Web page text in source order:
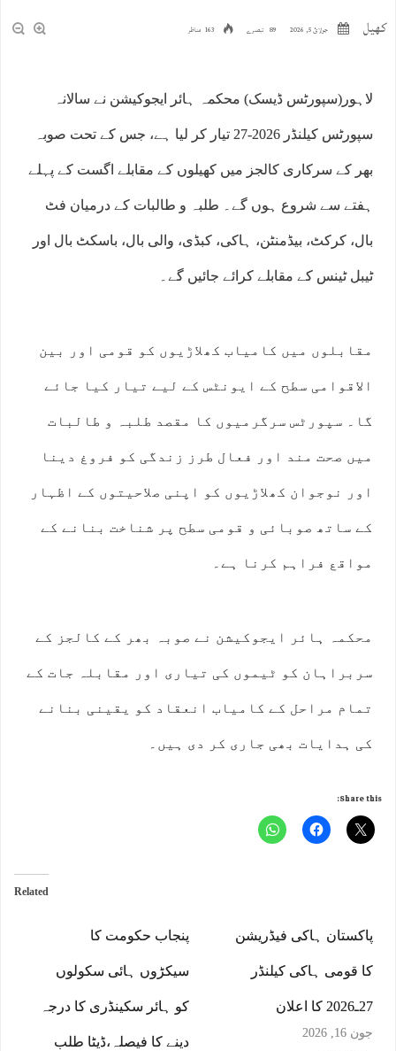
کھیل جولائ 5, 2026 89 تبصرے 163 مناظر
لاہور(سپورٹس ڈیسک) محکمہ ہائر ایجوکیشن نے سالانہ
سپورٹس کیلنڈر 2026-27 تیار کر لیا ہے، جس کے تحت صوبہ
بھر کے سرکاری کالجز میں کھیلوں کے مقابلے اگست کے پہلے
ہفتے سے شروع ہوں گے۔ طلبہ و طالبات کے درمیان فٹ
بال، کرکٹ، بیڈمنٹن، ہاکی، کبڈی، والی بال، باسکٹ بال اور
ٹیبل ٹینس کے مقابلے کرائے جائیں گے۔
مقابلوں میں کامیاب کھلاڑیوں کو قومی اور بین
الاقوامی سطح کے ایونٹس کے لیے تیار کیا جائے
گا۔ سپورٹس سرگرمیوں کا مقصد طلبہ و طالبات
میں صحت مند اور فعال طرز زندگی کو فروغ دینا
اور نوجوان کھلاڑیوں کو اپنی صلاحیتوں کے اظہار
کے ساتھ صوبائی و قومی سطح پر شناخت بنانے کے
مواقع فراہم کرنا ہے۔
محکمہ ہائر ایجوکیشن نے صوبہ بھر کے کالجز کے
سربراہان کو ٹیموں کی تیاری اور مقابلہ جات کے
تمام مراحل کے کامیاب انعقاد کو یقینی بنانے
کی ہدایات بھی جاری کر دی ہیں۔
Share this:
Related
پنجاب حکومت کا
سیکڑوں ہائی سکولوں
کو ہائر سکینڈری کا درجہ
دینے کا فیصلہ،ڈیٹا طلب
پاکستان ہاکی فیڈریشن
کا قومی ہاکی کیلنڈر
27ـ2026 کا اعلان
جون 16, 2026